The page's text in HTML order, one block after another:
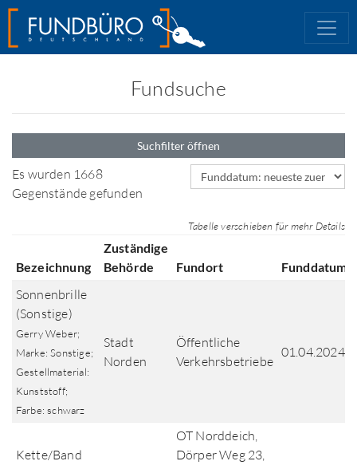
Fundsuche
Suchfilter öffnen
Es wurden 1668
Gegenstände gefunden
Sortierfeld
Tabelle verschieben für mehr Details
Bezeichnung
Zuständige
Behörde
Fundort Funddatum
Sonnenbrille
(Sonstige)
Gerry Weber;
Marke: Sonstige;
Gestellmaterial:
Kunststoff;
Farbe: schwarz
Stadt
Norden
Öffentliche
Verkehrsbetriebe
01.04.2024
Kette/Band
OT Norddeich,
Dörper Weg 23,